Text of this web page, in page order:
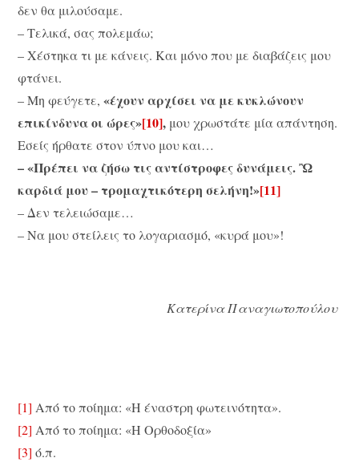
δεν θα μιλούσαμε.
– Τελικά, σας πολεμάω;
– Χέστηκα τι με κάνεις. Και μόνο που με διαβάζεις μου
φτάνει.
– Μη φεύγετε,«έχουν αρχίσει να με κυκλώνουν
επικίνδυνα οι ώρες»[10], μου χρωστάτε μία απάντηση.
Εσείς ήρθατε στον ύπνο μου και…
– «Πρέπει να ζήσω τις αντίστροφες δυνάμεις. Ὢ
καρδιά μου – τρομαχτικότερη σελήνη!»[11]
– Δεν τελειώσαμε…
– Να μου στείλεις το λογαριασμό, «κυρά μου»!
Κατερίνα Παναγιωτοπούλου
[1] Από το ποίημα: «Η έναστρη φωτεινότητα».
[2] Από το ποίημα: «Η Ορθοδοξία»
[3] ό.π.